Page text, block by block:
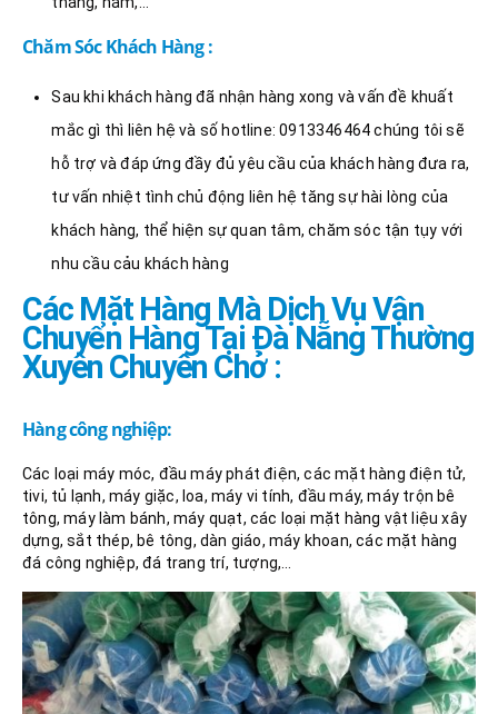
Chăm Sóc Khách Hàng :
Sau khi khách hàng đã nhận hàng xong và vấn đề khuất
mắc gì thì liên hệ và số hotline: 0913346464 chúng tôi sẽ
hỗ trợ và đáp ứng đầy đủ yêu cầu của khách hàng đưa ra,
tư vấn nhiệt tình chủ động liên hệ tăng sự hài lòng của
khách hàng, thể hiện sự quan tâm, chăm sóc tận tụy với
nhu cầu cảu khách hàng
Các Mặt Hàng Mà Dịch Vụ Vận
Chuyển Hàng Tại Đà Nẵng Thường
Xuyên Chuyên Chở :
Hàng công nghiệp:
Các loại máy móc, đầu máy phát điện, các mặt hàng điện tử,
tivi, tủ lạnh, máy giặc, loa, máy vi tính, đầu máy, máy trộn bê
tông, máy làm bánh, máy quạt, các loại mặt hàng vật liệu xây
dựng, sắt thép, bê tông, dàn giáo, máy khoan, các mặt hàng
đá công nghiệp, đá trang trí, tượng,…